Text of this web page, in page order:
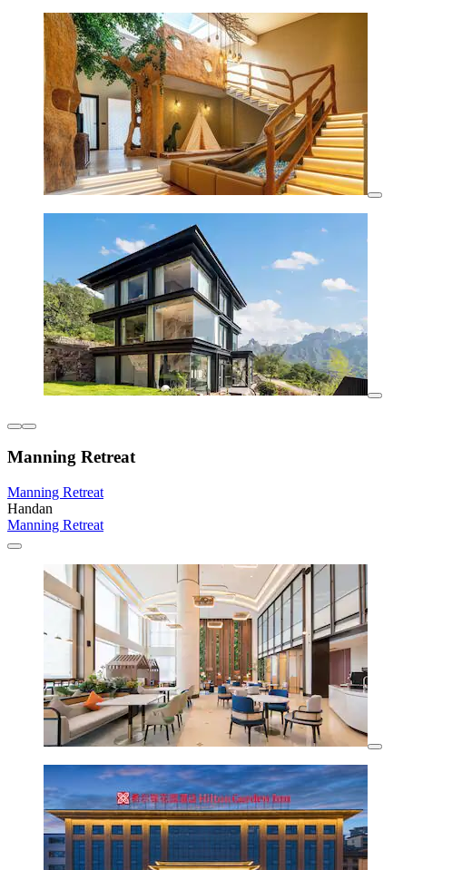
Manning Retreat
Manning Retreat
Handan
Manning Retreat